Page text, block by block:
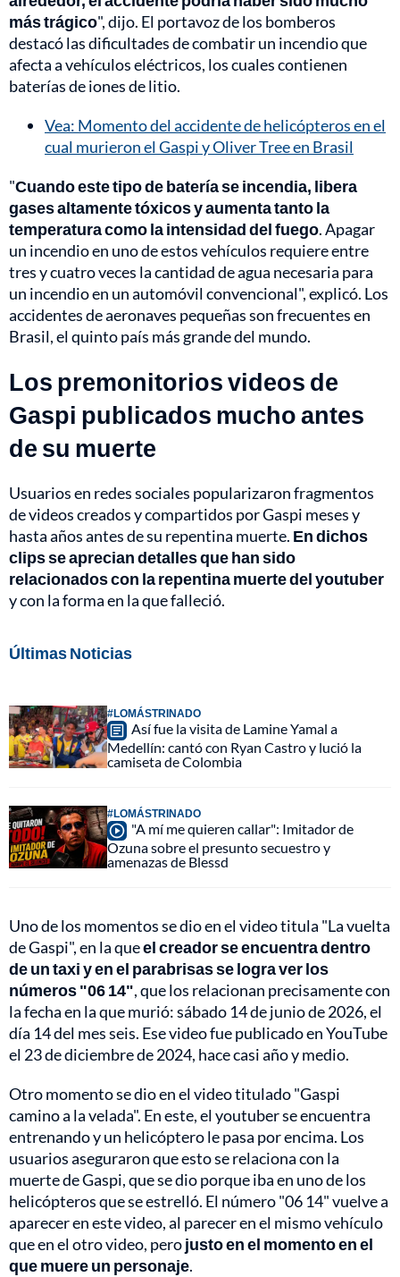
más trágico", dijo. El portavoz de los bomberos
destacó las dificultades de combatir un incendio que
afecta a vehículos eléctricos, los cuales contienen
baterías de iones de litio.
Vea: Momento del accidente de helicópteros en el
cual murieron el Gaspi y Oliver Tree en Brasil
"Cuando este tipo de batería se incendia, libera
gases altamente tóxicos y aumenta tanto la
temperatura como la intensidad del fuego. Apagar
un incendio en uno de estos vehículos requiere entre
tres y cuatro veces la cantidad de agua necesaria para
un incendio en un automóvil convencional", explicó. Los
accidentes de aeronaves pequeñas son frecuentes en
Brasil, el quinto país más grande del mundo.
Los premonitorios videos de
Gaspi publicados mucho antes
de su muerte
Usuarios en redes sociales popularizaron fragmentos
de videos creados y compartidos por Gaspi meses y
hasta años antes de su repentina muerte. En dichos
clips se aprecian detalles que han sido
relacionados con la repentina muerte del youtuber
y con la forma en la que falleció.
Últimas Noticias
#LOMÁSTRINADO
Así fue la visita de Lamine Yamal a
Medellín: cantó con Ryan Castro y lució la
camiseta de Colombia
#LOMÁSTRINADO
"A mí me quieren callar": Imitador de
Ozuna sobre el presunto secuestro y
amenazas de Blessd
Uno de los momentos se dio en el video titula "La vuelta
de Gaspi", en la queel creador se encuentra dentro
de un taxi y en el parabrisas se logra ver los
números "06 14", que los relacionan precisamente con
la fecha en la que murió: sábado 14 de junio de 2026, el
día 14 del mes seis. Ese video fue publicado en YouTube
el 23 de diciembre de 2024, hace casi año y medio.
Otro momento se dio en el video titulado "Gaspi
camino a la velada". En este, el youtuber se encuentra
entrenando y un helicóptero le pasa por encima. Los
usuarios aseguraron que esto se relaciona con la
muerte de Gaspi, que se dio porque iba en uno de los
helicópteros que se estrelló. El número "06 14" vuelve a
aparecer en este video, al parecer en el mismo vehículo
que en el otro video, perojusto en el momento en el
que muere un personaje.